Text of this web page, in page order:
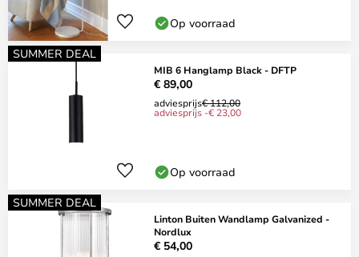
Op voorraad
SUMMER DEAL
MIB 6 Hanglamp Black - DFTP
€ 89,00
adviesprijs€ 112,00
adviesprijs -€ 23,00
Op voorraad
SUMMER DEAL
Linton Buiten Wandlamp Galvanized -
Nordlux
€ 54,00